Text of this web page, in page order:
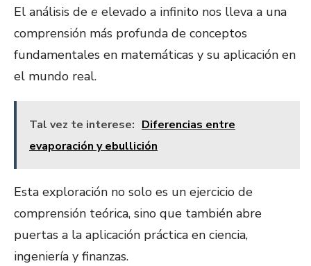
El análisis de e elevado a infinito nos lleva a una
comprensión más profunda de conceptos
fundamentales en matemáticas y su aplicación en
el mundo real.
Tal vez te interese: Diferencias entre
evaporación y ebullición
Esta exploración no solo es un ejercicio de
comprensión teórica, sino que también abre
puertas a la aplicación práctica en ciencia,
ingeniería y finanzas.